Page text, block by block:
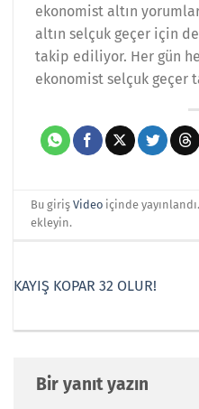
ekonomist altın
altın selçuk geçer için
takip ediliyor. Her gün
ekonomist selçuk geçer
Bu girişVideo içinde yayınlandı.
ekleyin.
KAYIŞ KOPAR 32 OLUR!
Bir yanıt yazın